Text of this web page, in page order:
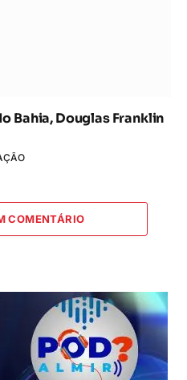
Bahia, Douglas Franklin
COMENTÁRIO